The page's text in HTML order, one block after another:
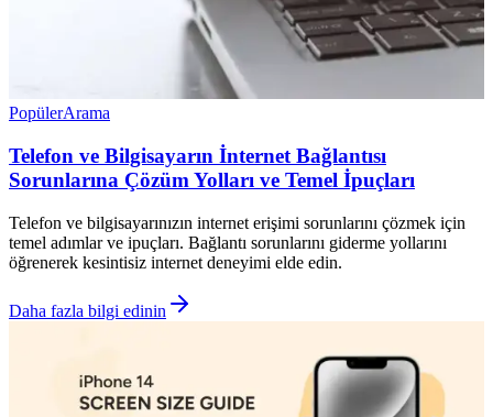
PopülerArama
Telefon ve Bilgisayarın İnternet Bağlantısı
Sorunlarına Çözüm Yolları ve Temel İpuçları
Telefon ve bilgisayarınızın internet erişimi sorunlarını çözmek için
temel adımlar ve ipuçları. Bağlantı sorunlarını giderme yollarını
öğrenerek kesintisiz internet deneyimi elde edin.
Daha fazla bilgi edinin